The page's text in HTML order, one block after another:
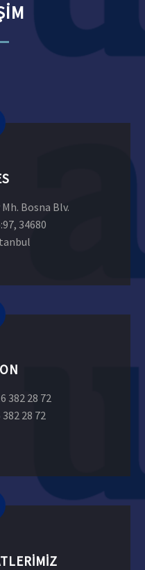
Bosna Blv.
34680
382 28 72
28 72